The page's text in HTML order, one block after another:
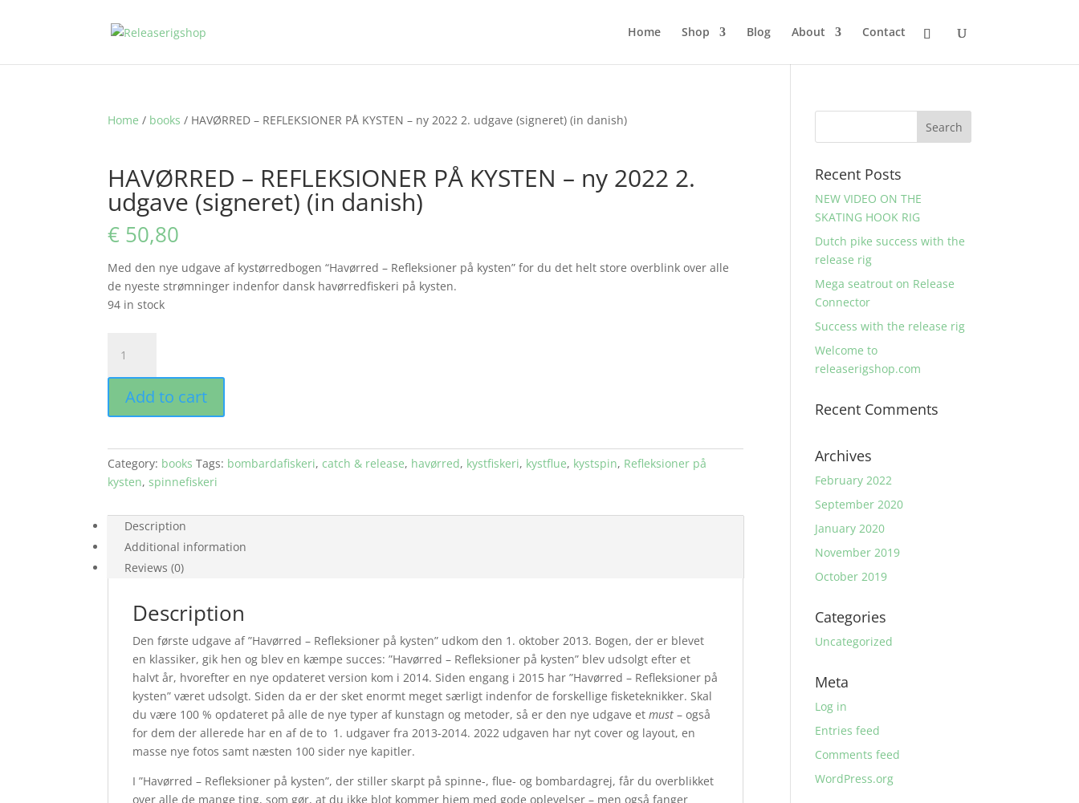
Home Shop Blog About Contact
Home / books / HAVØRRED – REFLEKSIONER PÅ KYSTEN – ny 2022 2. udgave (signeret) (in danish)
HAVØRRED – REFLEKSIONER PÅ KYSTEN – ny 2022 2.
udgave (signeret) (in danish)
€ 50,80
Med den nye udgave af kystørredbogen “Havørred – Refleksioner på kysten” for du det helt store overblink over alle
de nyeste strømninger indenfor dansk havørredfiskeri på kysten.
94 in stock
REFLEKSIONER
KYSTEN
ny
2022
2.
(signeret)
danish)
quantity
Add to cart
Category: books Tags: bombardafiskeri, catch & release, havørred, kystfiskeri, kystflue, kystspin, Refleksioner på
kysten,spinnefiskeri
Description
Additional information
Reviews (0)
Description
Den første udgave af ”Havørred – Refleksioner på kysten” udkom den 1. oktober 2013. Bogen, der er blevet
en klassiker, gik hen og blev en kæmpe succes: ”Havørred – Refleksioner på kysten” blev udsolgt efter et
halvt år, hvorefter en nye opdateret version kom i 2014. Siden engang i 2015 har ”Havørred – Refleksioner på
kysten” været udsolgt. Siden da er der sket enormt meget særligt indenfor de forskellige fisketeknikker. Skal
du være 100 % opdateret på alle de nye typer af kunstagn og metoder, så er den nye udgave etmust – også
for dem der allerede har en af de to 1. udgaver fra 2013-2014. 2022 udgaven har nyt cover og layout, en
masse nye fotos samt næsten 100 sider nye kapitler.
I ”Havørred – Refleksioner på kysten”, der stiller skarpt på spinne-, flue- og bombardagrej, får du overblikket
over alle de mange ting, som gør, at du ikke blot kommer hjem med gode oplevelser – men også fanger
Recent Posts
NEW VIDEO ON THE
SKATING HOOK RIG
Dutch pike success with the
release rig
Mega seatrout on Release
Connector
Success with the release rig
Welcome to
releaserigshop.com
Recent Comments
Archives
February 2022
September 2020
January 2020
November 2019
October 2019
Categories
Uncategorized
Meta
Log in
Entries feed
Comments feed
WordPress.org